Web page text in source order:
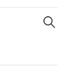
Suchen
nach: